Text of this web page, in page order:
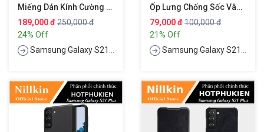
Miếng Dán Kính Cường Lực 3D Cho Samsung Galaxy S21 Plus / Galaxy S21+ Hiệu Kuzoom Protective Glass - Mỏng 0.3mm, Vát Cạnh 2.5D, Độ Cứng 9H, Viền Cứng Mỏng
189,000 đ 250,000 đ
24% Off
Samsung Galaxy S21 Plus
Ốp Lưng Chống Sốc Vân Kim Loại Cho Samsung Galaxy S21 Plus Hiệu Likgus
79,000 đ 100,000 đ
21% Off
Samsung Galaxy S21 Plus